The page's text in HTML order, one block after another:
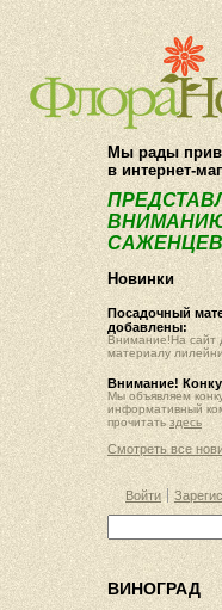
Мы рады
в интернет-
САЖЕНЦЕВ
Новинки
Посадочный
добавлены:
Внимание!На сайт
материалу
Внимание!
Мы объявляем
информативный
прочитать здесь
Смотреть все
Войти
ВИНОГРАД